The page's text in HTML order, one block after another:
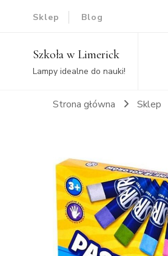
Sklep Blog
Szkoła w Limerick
Lampy idealne do nauki!
Strona główna Sklep